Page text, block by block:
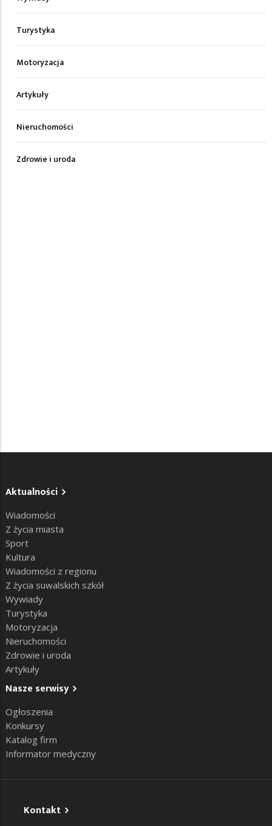
Turystyka
Motoryzacja
Artykuły
Nieruchomości
Zdrowie i uroda
Aktualności
Wiadomości
Z życia miasta
Sport
Kultura
Wiadomości z regionu
Z życia suwalskich szkół
Wywiady
Turystyka
Motoryzacja
Nieruchomości
Zdrowie i uroda
Artykuły
Nasze serwisy
Ogłoszenia
Konkursy
Katalog firm
Informator medyczny
Kontakt